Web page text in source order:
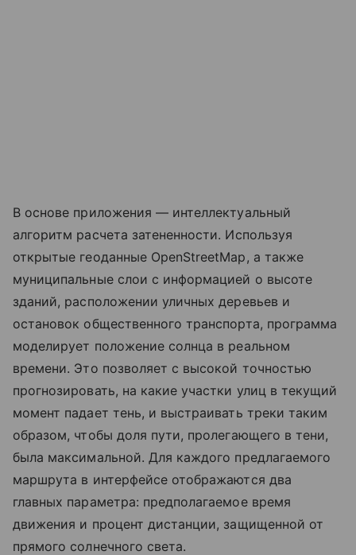
В основе приложения — интеллектуальный
алгоритм расчета затененности. Используя
открытые геоданные OpenStreetMap, а также
муниципальные слои с информацией о высоте
зданий, расположении уличных деревьев и
остановок общественного транспорта, программа
моделирует положение солнца в реальном
времени. Это позволяет с высокой точностью
прогнозировать, на какие участки улиц в текущий
момент падает тень, и выстраивать треки таким
образом, чтобы доля пути, пролегающего в тени,
была максимальной. Для каждого предлагаемого
маршрута в интерфейсе отображаются два
главных параметра: предполагаемое время
движения и процент дистанции, защищенной от
прямого солнечного света.